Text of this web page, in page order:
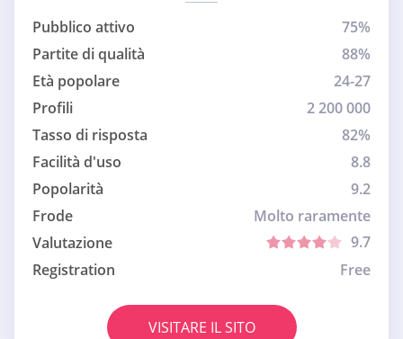
Pubblico attivo
75%
Partite di qualità
88%
Età popolare
24-27
Profili
2 200 000
Tasso di risposta
82%
Facilità d'uso
8.8
Popolarità
9.2
Frode
Molto raramente
Valutazione
9.7
Registration
Free
VISITARE IL SITO